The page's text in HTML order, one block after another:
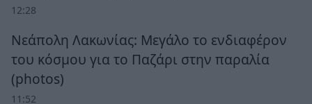
12:28
Νεάπολη Λακωνίας: Μεγάλο το ενδιαφέρον
του κόσμου για το Παζάρι στην παραλία
(photos)
11:52